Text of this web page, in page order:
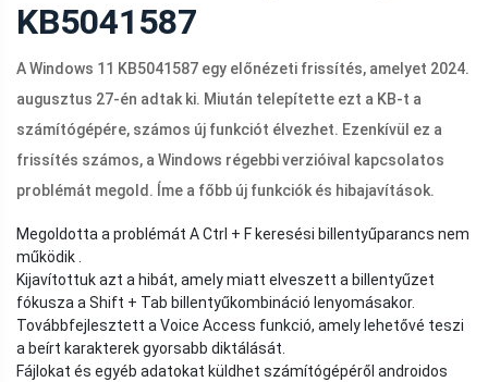
KB5041587
A Windows 11 KB5041587 egy előnézeti frissítés, amelyet 2024.
augusztus 27-én adtak ki. Miután telepítette ezt a KB-t a
számítógépére, számos új funkciót élvezhet. Ezenkívül ez a
frissítés számos, a Windows régebbi verzióival kapcsolatos
problémát megold. Íme a főbb új funkciók és hibajavítások.
Megoldotta a problémát A Ctrl + F keresési billentyűparancs nem
működik .
Kijavítottuk azt a hibát, amely miatt elveszett a billentyűzet
fókusza a Shift + Tab billentyűkombináció lenyomásakor.
Továbbfejlesztett a Voice Access funkció, amely lehetővé teszi
a beírt karakterek gyorsabb diktálását.
Fájlokat és egyéb adatokat küldhet számítógépéről androidos